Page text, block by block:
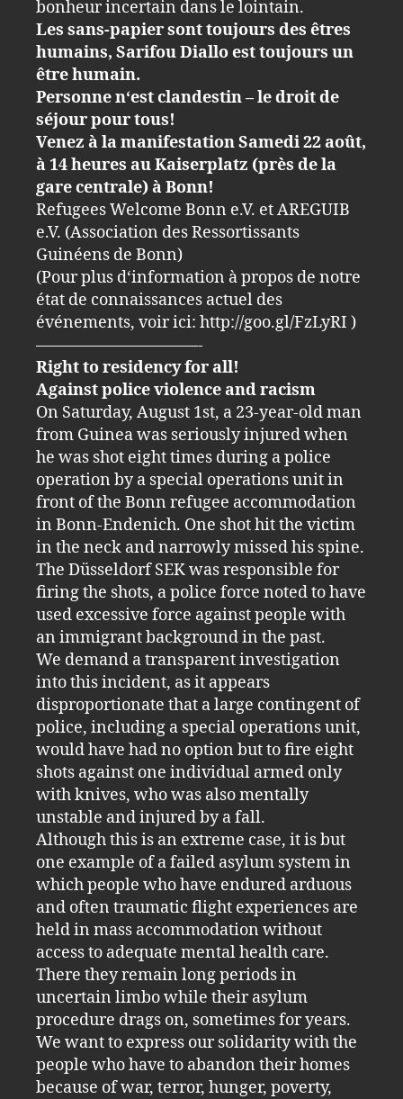
bonheur incertain dans le lointain.
Les sans-papier sont toujours des êtres
humains, Sarifou Diallo est toujours un
être humain.
Personne n‘est clandestin – le droit de
séjour pour tous!
Venez à la manifestation Samedi 22 août,
à 14 heures au Kaiserplatz (près de la
gare centrale) à Bonn!
Refugees Welcome Bonn e.V. et AREGUIB
e.V. (Association des Ressortissants
Guinéens de Bonn)
(Pour plus d‘information à propos de notre
état de connaissances actuel des
événements, voir ici: http://goo.gl/FzLyRI )
——————————-
Right to residency for all!
Against police violence and racism
On Saturday, August 1st, a 23-year-old man
from Guinea was seriously injured when
he was shot eight times during a police
operation by a special operations unit in
front of the Bonn refugee accommodation
in Bonn-Endenich. One shot hit the victim
in the neck and narrowly missed his spine.
The Düsseldorf SEK was responsible for
firing the shots, a police force noted to have
used excessive force against people with
an immigrant background in the past.
We demand a transparent investigation
into this incident, as it appears
disproportionate that a large contingent of
police, including a special operations unit,
would have had no option but to fire eight
shots against one individual armed only
with knives, who was also mentally
unstable and injured by a fall.
Although this is an extreme case, it is but
one example of a failed asylum system in
which people who have endured arduous
and often traumatic flight experiences are
held in mass accommodation without
access to adequate mental health care.
There they remain long periods in
uncertain limbo while their asylum
procedure drags on, sometimes for years.
We want to express our solidarity with the
people who have to abandon their homes
because of war, terror, hunger, poverty,